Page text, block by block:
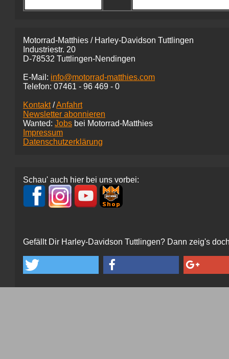
Motorrad-Matthies / Harley-Davidson Tuttlingen
Industriestr. 20
D-78532 Tuttlingen-Nendingen
E-Mail: info@motorrad-matthies.com
Telefon: 07461 - 96 469 - 0
Kontakt/Anfahrt
Newsletter abonnieren
Wanted: Jobs bei Motorrad-Matthies
Impressum
Datenschutzerklärung
Schau' auch hier bei uns vorbei:
Gefällt Dir Harley-Davidson Tuttlingen? Dann zeig's